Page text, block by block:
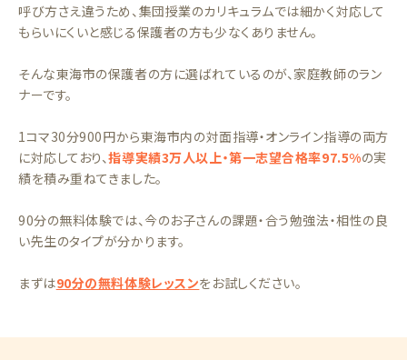
呼び方さえ違うため、集団授業のカリキュラムでは細かく対応して
もらいにくいと感じる保護者の方も少なくありません。
そんな東海市の保護者の方に選ばれているのが、家庭教師のラン
ナーです。
1コマ30分900円から東海市内の対面指導・オンライン指導の両方
に対応しており、指導実績3万人以上・第一志望合格率97.5%の実
績を積み重ねてきました。
90分の無料体験では、今のお子さんの課題・合う勉強法・相性の良
い先生のタイプが分かります。
まずは90分の無料体験レッスンをお試しください。